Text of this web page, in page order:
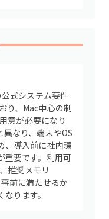
式システム要件
り、Mac中心の制
意が必要になり
なり、端末やOS
、導入前に社内環
重要です。利用可
推奨メモリ
前に満たせるか
ります。